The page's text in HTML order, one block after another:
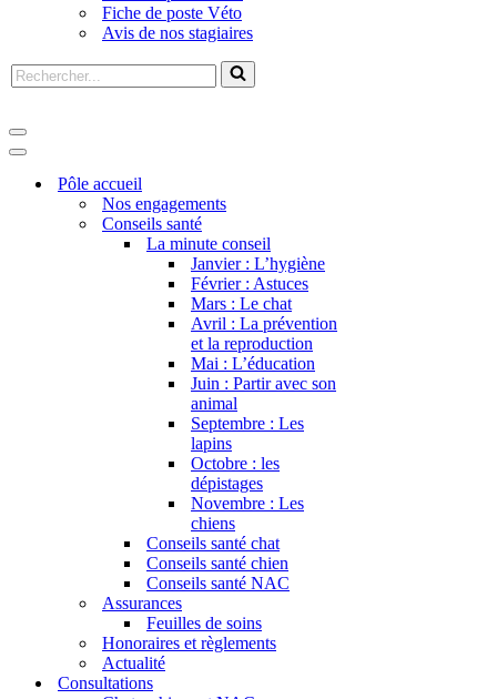
Fiche de poste Véto
Avis de nos stagiaires
Pôle accueil
Nos engagements
Conseils santé
La minute conseil
Janvier : L’hygiène
Février : Astuces
Mars : Le chat
Avril : La prévention
et la reproduction
Mai : L’éducation
Juin : Partir avec son
animal
Septembre : Les
lapins
Octobre : les
dépistages
Novembre : Les
chiens
Conseils santé chat
Conseils santé chien
Conseils santé NAC
Assurances
Feuilles de soins
Honoraires et règlements
Actualité
Consultations